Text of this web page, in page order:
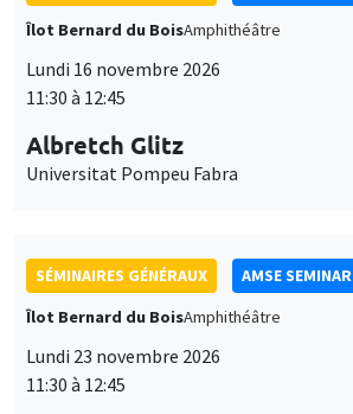
Îlot Bernard du BoisAmphithéâtre
Lundi 16 novembre 2026
11:30 à 12:45
Albretch Glitz
Universitat Pompeu Fabra
SÉMINAIRES GÉNÉRAUX
AMSE SEMINAR
Îlot Bernard du BoisAmphithéâtre
Lundi 23 novembre 2026
11:30 à 12:45